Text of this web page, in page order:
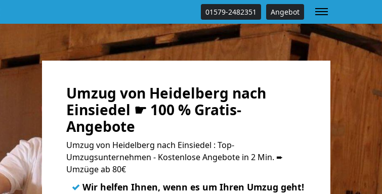
01579-2482351 Angebot
Umzug von Heidelberg nach
Einsiedel ☛ 100 % Gratis-
Angebote
Umzug von Heidelberg nach Einsiedel : Top-
Umzugsunternehmen - Kostenlose Angebote in 2 Min. ➨
Umzüge ab 80€
✓ Wir helfen Ihnen, wenn es um Ihren Umzug geht!